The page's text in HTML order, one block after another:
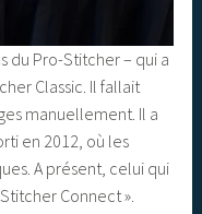
du Pro-Stitcher – qui a
Classic. Il fallait
manuellement. Il a
en 2012, où les
A présent, celui qui
Connect ».